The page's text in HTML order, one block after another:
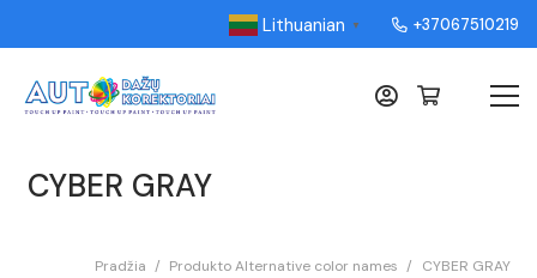
Lithuanian ▼ +37067510219
CYBER GRAY
Pradžia / Produkto Alternative color names / CYBER GRAY